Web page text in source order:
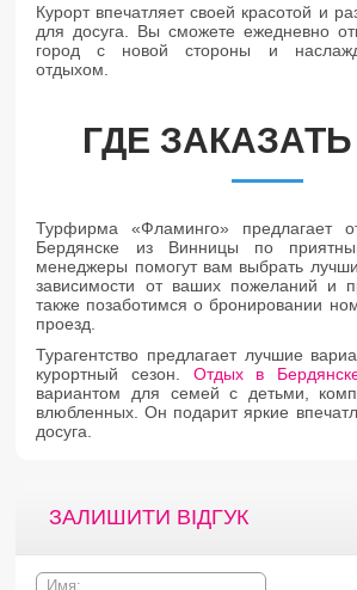
Курорт впечатляет своей красотой и
для досуга. Вы сможете ежедневно
город с новой стороны и
отдыхом.
ГДЕ ЗАКАЗАТЬ
Турфирма «Фламинго» предлагает
Бердянске из Винницы по
менеджеры помогут вам выбрать
зависимости от ваших пожеланий и
также позаботимся о бронировании
проезд.
Турагентство предлагает лучшие
курортный сезон. Отдых в
вариантом для семей с детьми,
влюбленных. Он подарит яркие
досуга.
ЗАЛИШИТИ ВІДГУК